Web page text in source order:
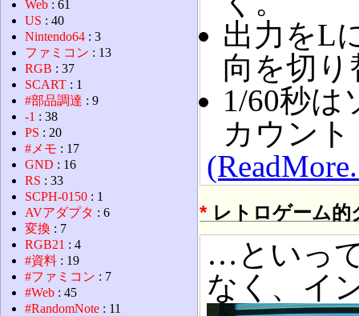
出力をL
向を切
1/60秒は
カウント
*レトロゲーム的
…といっ
なく、イ
Web : 61
US : 40
Nintendo64 : 3
ファミコン : 13
RGB : 37
SCART : 1
#部品調達 : 9
-1 : 38
PS : 20
#メモ : 17
GND : 16
RS : 33
SCPH-0150 : 1
AVアダプタ : 6
変換 : 7
RGB21 : 4
#資料 : 19
#ファミコン : 7
#Web : 45
#RandomNote : 11